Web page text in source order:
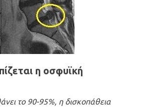
η οσφυϊκή
το 90-95%, η δισκοπάθεια